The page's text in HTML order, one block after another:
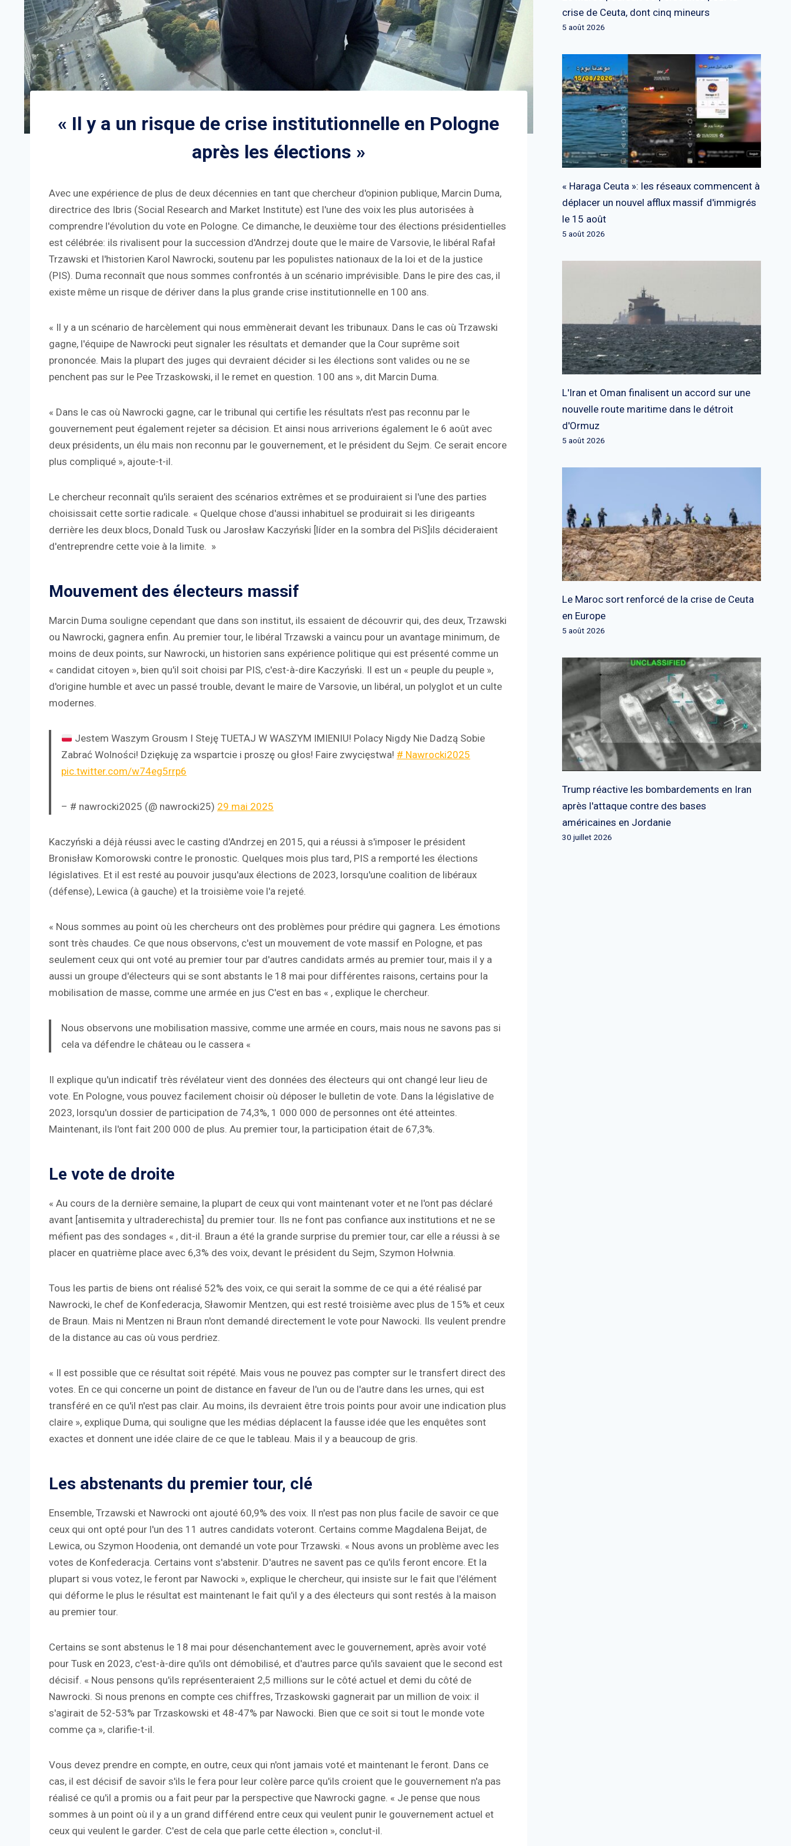
« Il y a un risque de crise institutionnelle en Pologne
après les élections »
Avec une expérience de plus de deux décennies en tant que chercheur d'opinion publique, Marcin Duma,
directrice des Ibris (Social Research and Market Institute) est l'une des voix les plus autorisées à
comprendre l'évolution du vote en Pologne. Ce dimanche, le deuxième tour des élections présidentielles
est célébrée: ils rivalisent pour la succession d'Andrzej doute que le maire de Varsovie, le libéral Rafał
Trzawski et l'historien Karol Nawrocki, soutenu par les populistes nationaux de la loi et de la justice
(PIS). Duma reconnaît que nous sommes confrontés à un scénario imprévisible. Dans le pire des cas, il
existe même un risque de dériver dans la plus grande crise institutionnelle en 100 ans.
« Il y a un scénario de harcèlement qui nous emmènerait devant les tribunaux. Dans le cas où Trzawski
gagne, l'équipe de Nawrocki peut signaler les résultats et demander que la Cour suprême soit
prononcée. Mais la plupart des juges qui devraient décider si les élections sont valides ou ne se
penchent pas sur le Pee Trzaskowski, il le remet en question. 100 ans », dit Marcin Duma.
« Dans le cas où Nawrocki gagne, car le tribunal qui certifie les résultats n'est pas reconnu par le
gouvernement peut également rejeter sa décision. Et ainsi nous arriverions également le 6 août avec
deux présidents, un élu mais non reconnu par le gouvernement, et le président du Sejm. Ce serait encore
plus compliqué », ajoute-t-il.
Le chercheur reconnaît qu'ils seraient des scénarios extrêmes et se produiraient si l'une des parties
choisissait cette sortie radicale. « Quelque chose d'aussi inhabituel se produirait si les dirigeants
derrière les deux blocs, Donald Tusk ou Jarosław Kaczyński [líder en la sombra del PiS]ils décideraient
d'entreprendre cette voie à la limite. »
Mouvement des électeurs massif
Marcin Duma souligne cependant que dans son institut, ils essaient de découvrir qui, des deux, Trzawski
ou Nawrocki, gagnera enfin. Au premier tour, le libéral Trzawski a vaincu pour un avantage minimum, de
moins de deux points, sur Nawrocki, un historien sans expérience politique qui est présenté comme un
« candidat citoyen », bien qu'il soit choisi par PIS, c'est-à-dire Kaczyński. Il est un « peuple du peuple »,
d'origine humble et avec un passé trouble, devant le maire de Varsovie, un libéral, un polyglot et un culte
modernes.
Jestem Waszym Grousm I Steję TUETAJ W WASZYM IMIENIU! Polacy Nigdy Nie Dadzą Sobie
Zabrać Wolności! Dziękuję za wspartcie i proszę ou głos! Faire zwycięstwa! # Nawrocki2025
pic.twitter.com/w74eg5rrp6
– # nawrocki2025 (@ nawrocki25) 29 mai 2025
Kaczyński a déjà réussi avec le casting d'Andrzej en 2015, qui a réussi à s'imposer le président
Bronisław Komorowski contre le pronostic. Quelques mois plus tard, PIS a remporté les élections
législatives. Et il est resté au pouvoir jusqu'aux élections de 2023, lorsqu'une coalition de libéraux
(défense), Lewica (à gauche) et la troisième voie l'a rejeté.
« Nous sommes au point où les chercheurs ont des problèmes pour prédire qui gagnera. Les émotions
sont très chaudes. Ce que nous observons, c'est un mouvement de vote massif en Pologne, et pas
seulement ceux qui ont voté au premier tour par d'autres candidats armés au premier tour, mais il y a
aussi un groupe d'électeurs qui se sont abstants le 18 mai pour différentes raisons, certains pour la
mobilisation de masse, comme une armée en jus C'est en bas « , explique le chercheur.
Nous observons une mobilisation massive, comme une armée en cours, mais nous ne savons pas si
cela va défendre le château ou le cassera «
Il explique qu'un indicatif très révélateur vient des données des électeurs qui ont changé leur lieu de
vote. En Pologne, vous pouvez facilement choisir où déposer le bulletin de vote. Dans la législative de
2023, lorsqu'un dossier de participation de 74,3%, 1 000 000 de personnes ont été atteintes.
Maintenant, ils l'ont fait 200 000 de plus. Au premier tour, la participation était de 67,3%.
Le vote de droite
« Au cours de la dernière semaine, la plupart de ceux qui vont maintenant voter et ne l'ont pas déclaré
avant [antisemita y ultraderechista] du premier tour. Ils ne font pas confiance aux institutions et ne se
méfient pas des sondages « , dit-il. Braun a été la grande surprise du premier tour, car elle a réussi à se
placer en quatrième place avec 6,3% des voix, devant le président du Sejm, Szymon Hołwnia.
Tous les partis de biens ont réalisé 52% des voix, ce qui serait la somme de ce qui a été réalisé par
Nawrocki, le chef de Konfederacja, Sławomir Mentzen, qui est resté troisième avec plus de 15% et ceux
de Braun. Mais ni Mentzen ni Braun n'ont demandé directement le vote pour Nawocki. Ils veulent prendre
de la distance au cas où vous perdriez.
« Il est possible que ce résultat soit répété. Mais vous ne pouvez pas compter sur le transfert direct des
votes. En ce qui concerne un point de distance en faveur de l'un ou de l'autre dans les urnes, qui est
transféré en ce qu'il n'est pas clair. Au moins, ils devraient être trois points pour avoir une indication plus
claire », explique Duma, qui souligne que les médias déplacent la fausse idée que les enquêtes sont
exactes et donnent une idée claire de ce que le tableau. Mais il y a beaucoup de gris.
Les abstenants du premier tour, clé
Ensemble, Trzawski et Nawrocki ont ajouté 60,9% des voix. Il n'est pas non plus facile de savoir ce que
ceux qui ont opté pour l'un des 11 autres candidats voteront. Certains comme Magdalena Beijat, de
Lewica, ou Szymon Hoodenia, ont demandé un vote pour Trzawski. « Nous avons un problème avec les
votes de Konfederacja. Certains vont s'abstenir. D'autres ne savent pas ce qu'ils feront encore. Et la
plupart si vous votez, le feront par Nawocki », explique le chercheur, qui insiste sur le fait que l'élément
qui déforme le plus le résultat est maintenant le fait qu'il y a des électeurs qui sont restés à la maison
au premier tour.
Certains se sont abstenus le 18 mai pour désenchantement avec le gouvernement, après avoir voté
pour Tusk en 2023, c'est-à-dire qu'ils ont démobilisé, et d'autres parce qu'ils savaient que le second est
décisif. « Nous pensons qu'ils représenteraient 2,5 millions sur le côté actuel et demi du côté de
Nawrocki. Si nous prenons en compte ces chiffres, Trzaskowski gagnerait par un million de voix: il
s'agirait de 52-53% par Trzaskowski et 48-47% par Nawocki. Bien que ce soit si tout le monde vote
comme ça », clarifie-t-il.
Vous devez prendre en compte, en outre, ceux qui n'ont jamais voté et maintenant le feront. Dans ce
cas, il est décisif de savoir s'ils le fera pour leur colère parce qu'ils croient que le gouvernement n'a pas
réalisé ce qu'il a promis ou a fait peur par la perspective que Nawrocki gagne. « Je pense que nous
sommes à un point où il y a un grand différend entre ceux qui veulent punir le gouvernement actuel et
ceux qui veulent le garder. C'est de cela que parle cette élection », conclut-il.
crise de Ceuta, dont cinq mineurs
5 août 2026
« Haraga Ceuta »: les réseaux commencent à
déplacer un nouvel afflux massif d'immigrés
le 15 août
5 août 2026
L'Iran et Oman finalisent un accord sur une
nouvelle route maritime dans le détroit
d'Ormuz
5 août 2026
Le Maroc sort renforcé de la crise de Ceuta
en Europe
5 août 2026
Trump réactive les bombardements en Iran
après l'attaque contre des bases
américaines en Jordanie
30 juillet 2026